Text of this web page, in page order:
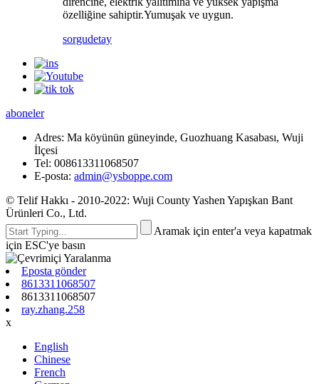
özelliğine sahiptir.Yumuşak ve uygun.
sorgudetay
aboneler
Adres: Ma köyünün güneyinde, Guozhuang Kasabası, Wuji
İlçesi
Tel: 008613311068507
E-posta: admin@ysboppe.com
© Telif Hakkı - 2010-2022: Wuji County Yashen Yapışkan Bant
Ürünleri Co., Ltd.
Aramak için enter'a veya kapatmak
için ESC'ye basın
Eposta gönder
8613311068507
8613311068507
ray.zhang.258
x
English
Chinese
French